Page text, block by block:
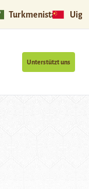
Turkmenistan
Unterstützt uns